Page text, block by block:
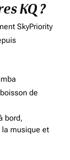
KQ ?
SkyPriority
de
bord,
musique et